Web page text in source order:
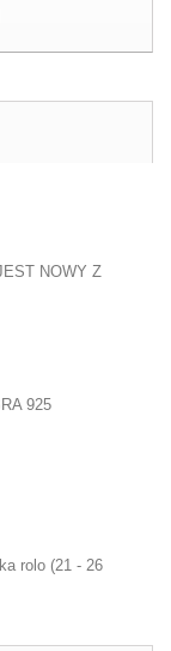
NOWY Z
925
rolo (21 - 26